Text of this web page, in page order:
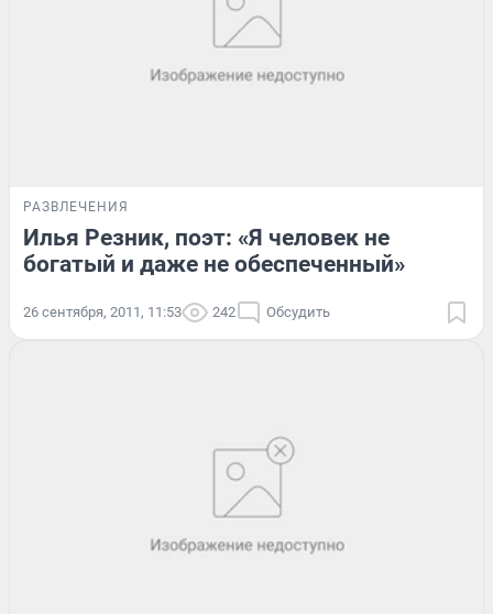
РАЗВЛЕЧЕНИЯ
Илья Резник, поэт: «Я человек не
богатый и даже не обеспеченный»
26 сентября, 2011, 11:53 242 Обсудить